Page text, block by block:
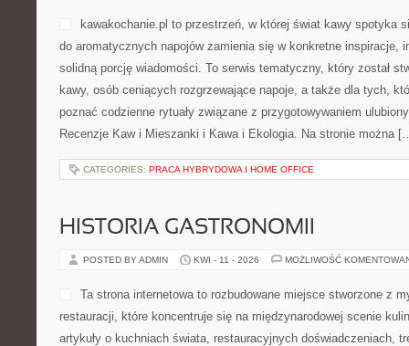
kawakochanie.pl to przestrzeń, w której świat kawy spotyka
do aromatycznych napojów zamienia się w konkretne inspiracje,
solidną porcję wiadomości. To serwis tematyczny, który został
kawy, osób ceniących rozgrzewające napoje, a także dla tych,
poznać codzienne rytuały związane z przygotowywaniem
Recenzje Kaw i Mieszanki i Kawa i Ekologia. Na stronie można
CATEGORIES: PRACA HYBRYDOWA I HOME OFFICE
HISTORIA GASTRONOMII
POSTED BY ADMIN KWI - 11 - 2026 MOŻLIWOŚĆ
Ta strona internetowa to rozbudowane miejsce stworzone z
restauracji, które koncentruje się na międzynarodowej scenie
artykuły o kuchniach świata, restauracyjnych doświadczeniach,